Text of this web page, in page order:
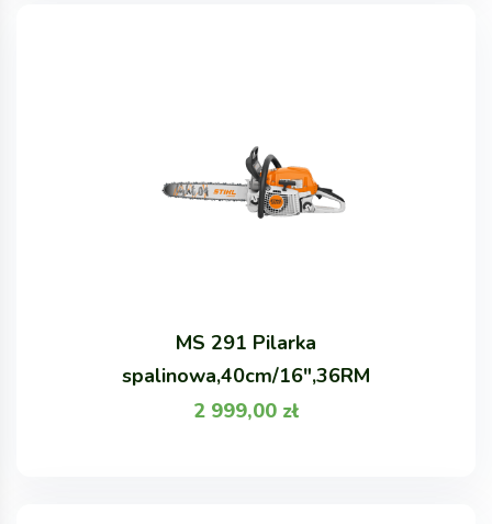
MS 291 Pilarka
spalinowa,40cm/16",36RM
2 999,00 zł